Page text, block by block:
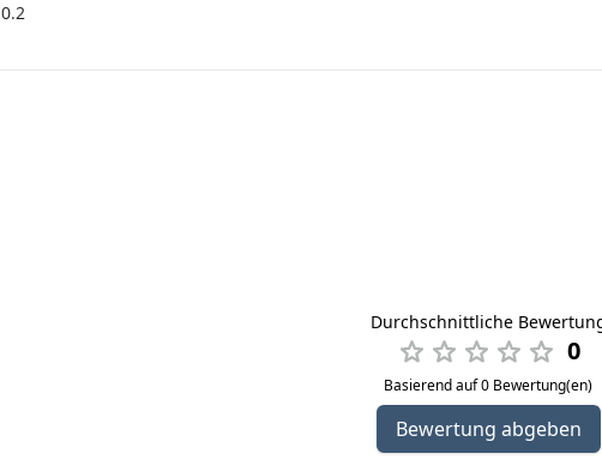
0.2
Durchschnittliche
0
Basierend auf 0 Bewertung(en)
Bewertung abgeben